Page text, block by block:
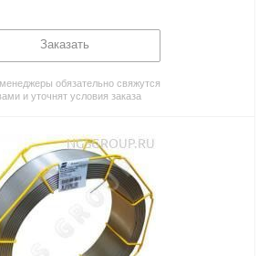
Заказать
обязательно свяжутся
и уточнят условия заказа